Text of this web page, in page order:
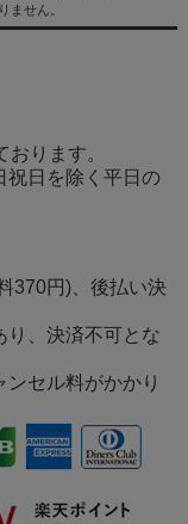
ません。
ります。
日を除く平日の
370円)、後払い決
、決済不可とな
セル料がかかり